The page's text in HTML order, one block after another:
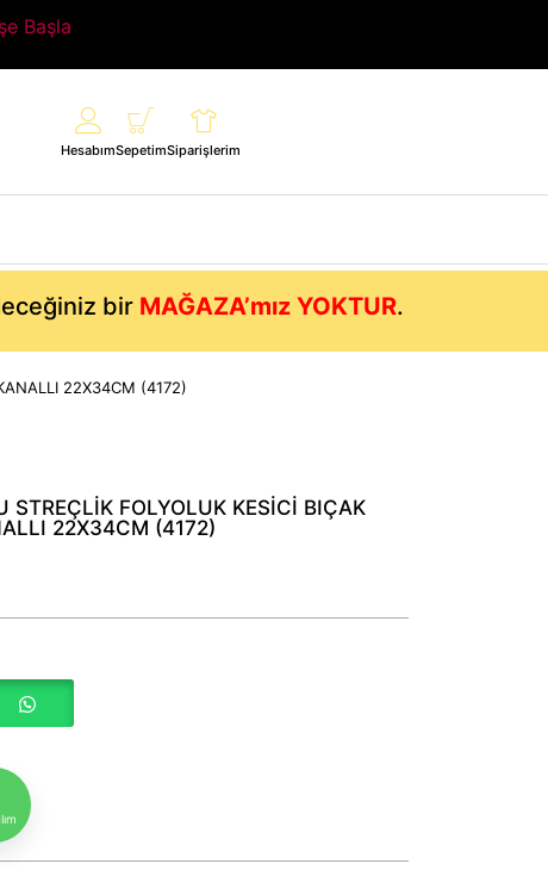
Başla
HesabımSepetimSiparişlerim
bir MAĞAZA’mız YOKTUR.
22X34CM (4172)
STREÇLİK FOLYOLUK KESİCİ BIÇAK
22X34CM (4172)